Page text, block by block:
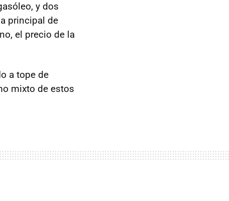
y dos
principal de
el precio de la
a tope de
mixto de estos